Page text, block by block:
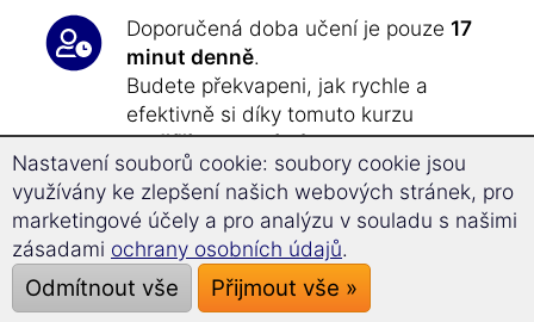
Doporučená doba učení je pouze 17
minut denně.
Budete překvapeni, jak rychle a
efektivně si díky tomuto kurzu
rozšíříte slovní zásobu!
V kurzu pro pokročilé se naučítevíce
než 1 800 nových slovíček
"Tento kurz pro pokročilé rozšiřuje
vaše znalosti lotyštiny získané v kurzu
Nastavení souborů cookie: soubory cookie jsou
využívány ke zlepšení našich webových stránek, pro
marketingové účely a pro analýzu v souladu s našimi
zásadami ochrany osobních údajů.
Odmítnout vše Přijmout vše »